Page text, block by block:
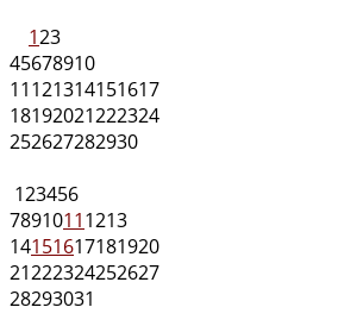
123
45678910
11121314151617
18192021222324
252627282930
123456
78910111213
14151617181920
21222324252627
28293031